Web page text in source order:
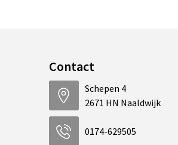
Contact
Schepen 4
2671 HN Naaldwijk
0174-629505